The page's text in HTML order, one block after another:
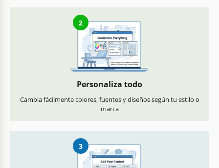
2
Personaliza todo
Cambia fácilmente colores, fuentes y diseños según tu estilo o
marca
3